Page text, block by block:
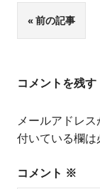
投
稿
ナ
ビ
ゲ
ー
前の記事
コメントを残す
メールアドレス
付いている欄
コメント ※